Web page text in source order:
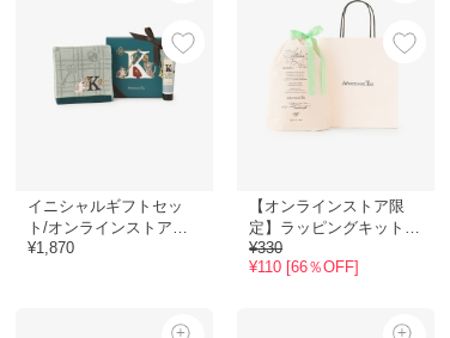
イニシャルギフトセッ
ト/オンラインストア限
定
¥1,870
【オンラインストア限
定】ラッピングキットコ
ットンバッグSセット
¥330
¥110 [66％OFF]